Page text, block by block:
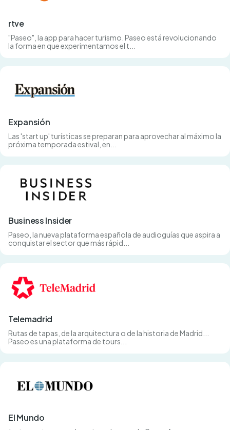
rtve
"Paseo", la app para hacer turismo. Paseo está revolucionando
la forma en que experimentamos el t...
Expansión
Las 'start up' turísticas se preparan para aprovechar al máximo la
próxima temporada estival, en...
Business Insider
Paseo, la nueva plataforma española de audioguías que aspira a
conquistar el sector que más rápid...
Telemadrid
Rutas de tapas, de la arquitectura o de la historia de Madrid...
Paseo es una plataforma de tours...
El Mundo